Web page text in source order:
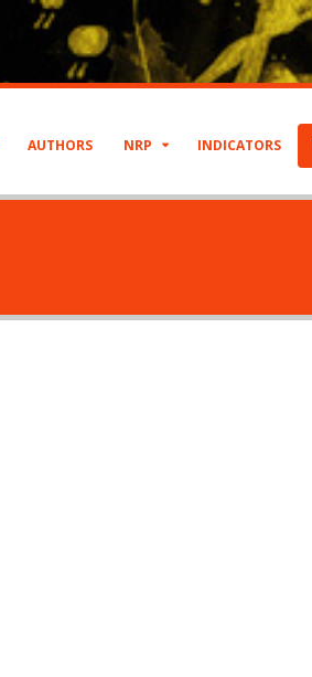
AUTHORS NRP INDICATORS